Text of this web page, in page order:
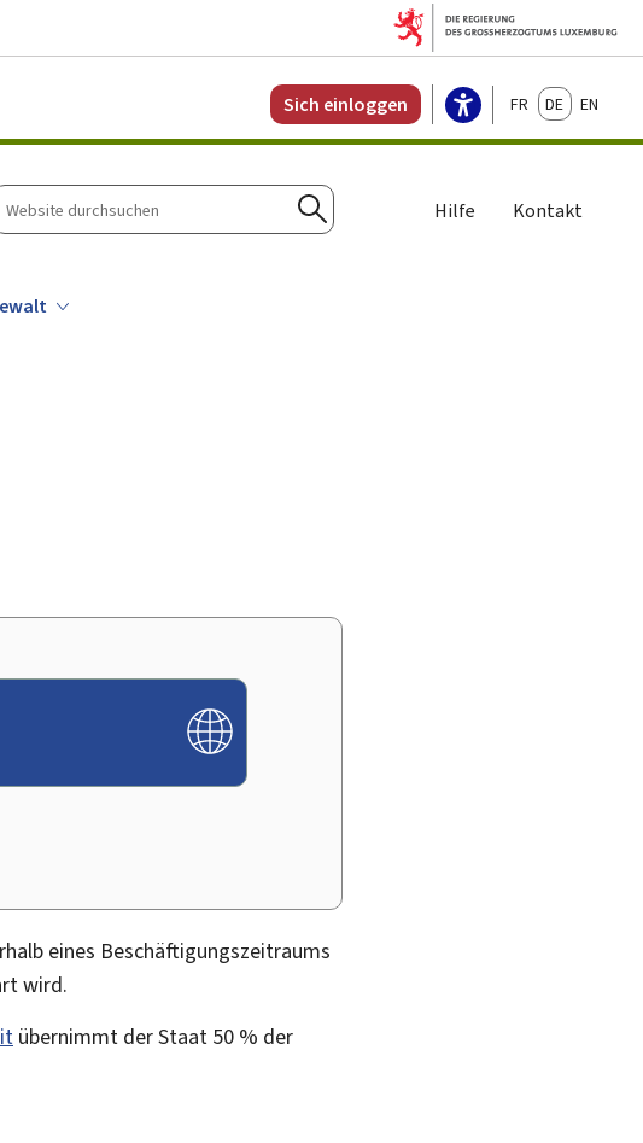
Sich einloggen FrançaisDeutschEnglish
Suchen
Hilfe Kontakt
eines Beschäftigungszeitraums
wird.
übernimmt der Staat 50 % der